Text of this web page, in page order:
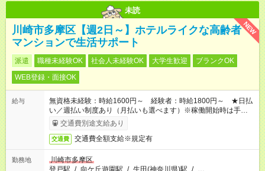
未読
NEW
川崎市多摩区【週2日～】ホテルライクな高齢者
マンションで生活サポート
派遣 職種未経験OK 社会人未経験OK 大学生歓迎
ブランクOK
WEB登録・面接OK
給与
無資格未経験：時給1600円～ 経験者：時給1800円～ ★日払
い／週払い制度あり（月払いも選べます）※稼働開始時は手続き
完了次第のお支払いとなります。
交通費別途支給あり
交通費 交通費全額支給※規定有
勤務地
川崎市多摩区
登戸駅 / 向ケ丘遊園駅 / 生田(神奈川県)駅 / …